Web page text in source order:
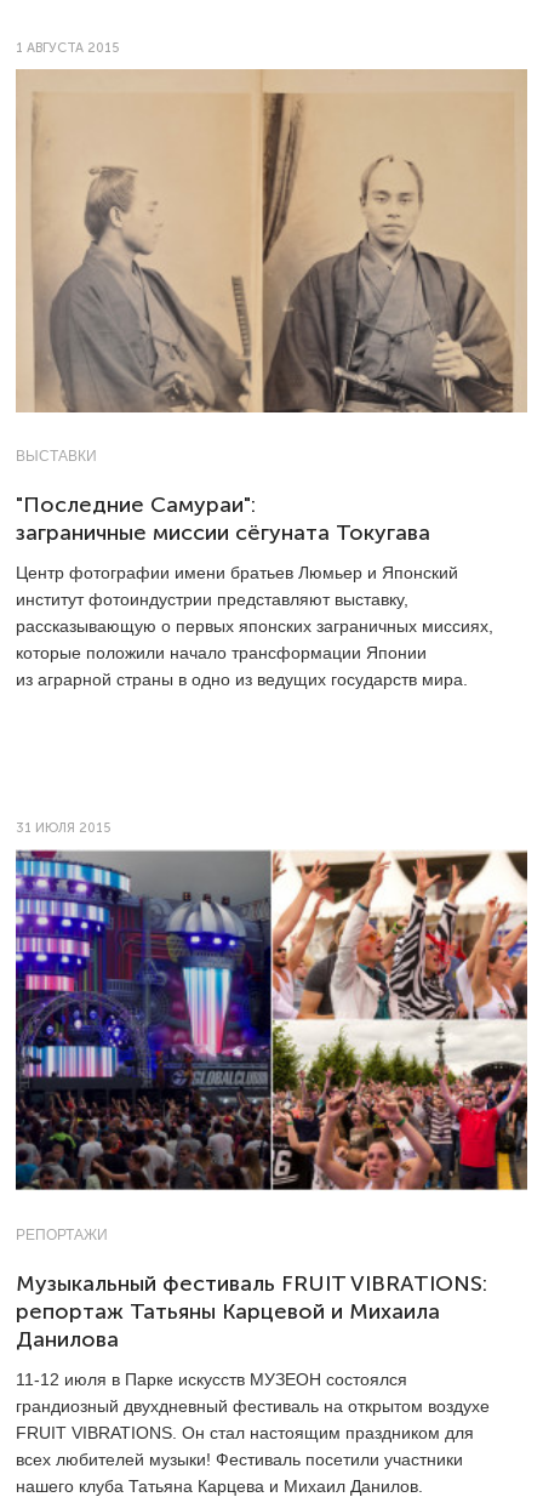
1 АВГУСТА 2015
ВЫСТАВКИ
"Последние Самураи":
заграничные миссии сёгуната Токугава
Центр фотографии имени братьев Люмьер и Японский
институт фотоиндустрии представляют выставку,
рассказывающую о первых японских заграничных миссиях,
которые положили начало трансформации Японии
из аграрной страны в одно из ведущих государств мира.
31 ИЮЛЯ 2015
РЕПОРТАЖИ
Музыкальный фестиваль FRUIT VIBRATIONS:
репортаж Татьяны Карцевой и Михаила
Данилова
11-12 июля в Парке искусств МУЗЕОН состоялся
грандиозный двухдневный фестиваль на открытом воздухе
FRUIT VIBRATIONS. Он стал настоящим праздником для
всех любителей музыки! Фестиваль посетили участники
нашего клуба Татьяна Карцева и Михаил Данилов.